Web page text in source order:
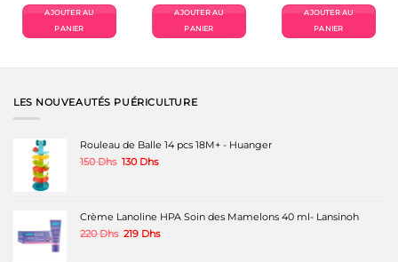
initial
était :
120 Dhs.
actuel
AJOUTER AU
PANIER
initial
était :
1400 Dhs.
actuel
AJOUTER AU
PANIER
initial
était :
240 Dhs.
actuel
AJOUTER AU
PANIER
LES NOUVEAUTÉS PUÉRICULTURE
Rouleau de Balle 14 pcs 18M+ - Huanger
150Dhs Le
150 Dhs.
130 DhsLe
130 Dhs.
Crème Lanoline HPA Soin des Mamelons 40 ml- Lansinoh
220Dhs Le
219 DhsLe